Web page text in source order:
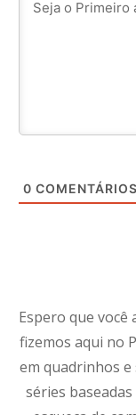
0 COMENTÁRIOS
Espero que
fizemos aqui no
em quadrinhos
séries